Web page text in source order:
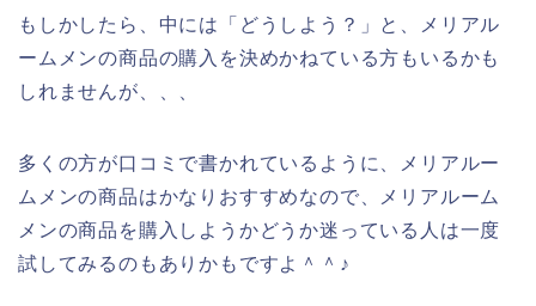
もしかしたら、中には「どうしよう？」と、メリアル
ームメンの商品の購入を決めかねている方もいるかも
しれませんが、、、
多くの方が口コミで書かれているように、メリアルー
ムメンの商品はかなりおすすめなので、メリアルーム
メンの商品を購入しようかどうか迷っている人は一度
試してみるのもありかもですよ＾＾♪